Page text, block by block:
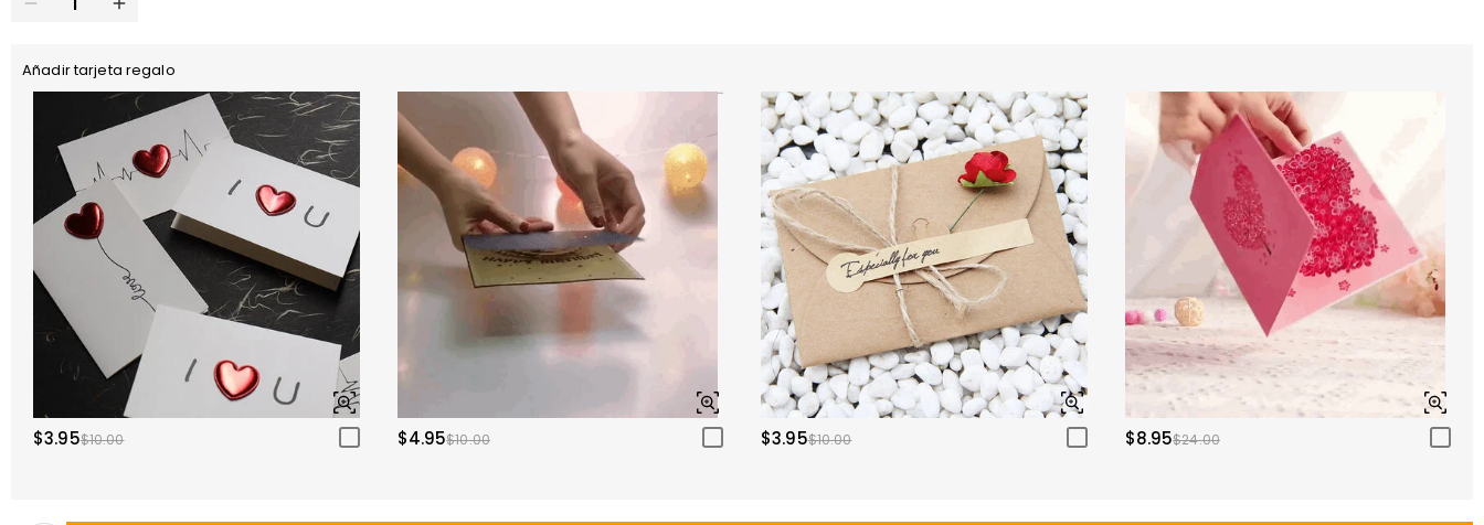
Añadir tarjeta regalo
$3.95$10.00 $4.95$10.00 $3.95$10.00 $8.95$24.00